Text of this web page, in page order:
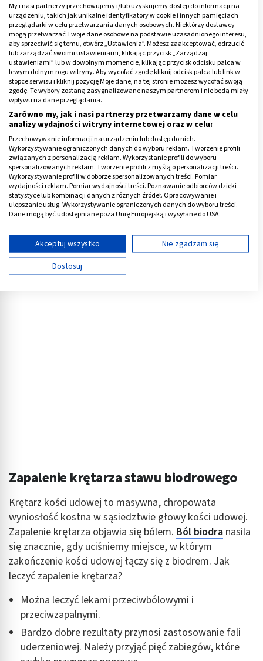
Leczenie zapalenia stawu krzyżowo-
biodrowego
U osób z zapaleniem stawów krzyżowo-biodrowych
w pierwszej kolejności stosowane jest leczenie
zachowawcze lekami przeciwbólowymi i
przeciwzapalnymi.
Można podawaćzastrzyki z kortykosteroidów
Ważna jest też fizykoterapia np.:
pole magnetyczne,
laser,
prądy TENS,
jonoforeza.
Zapalenie krętarza stawu biodrowego
Krętarz kości udowej to masywna, chropowata
wyniosłość kostna w sąsiedztwie głowy kości udowej.
Zapalenie krętarza objawia się bólem. Ból biodra nasila
się znacznie, gdy uciśniemy miejsce, w którym
zakończenie kości udowej łączy się z biodrem. Jak
leczyć zapalenie krętarza?
Można leczyć lekami przeciwbólowymi i
przeciwzapalnymi.
Bardzo dobre rezultaty przynosi zastosowanie fali
uderzeniowej. Należy przyjąć pięć zabiegów, które
My i nasi partnerzy przechowujemy i/lub uzyskujemy dostęp do informacji na
urządzeniu, takich jak unikalne identyfikatory w cookie i innych pamięciach
przeglądarki w celu przetwarzania danych osobowych. Niektórzy dostawcy
mogą przetwarzać Twoje dane osobowe na podstawie uzasadnionego interesu,
aby sprzeciwić się temu, otwórz „Ustawienia”. Możesz zaakceptować, odrzucić
lub zarządzać swoimi ustawieniami, klikając przycisk „Zarządzaj
ustawieniami” lub w dowolnym momencie, klikając przycisk odcisku palca w
lewym dolnym rogu witryny. Aby wycofać zgodę kliknij odcisk palca lub link w
stopce serwisu i kliknij pozycję Moje dane, na tej stronie możesz wycofać swoją
zgodę. Te wybory zostaną zasygnalizowane naszym partnerom i nie będą miały
wpływu na dane przeglądania.
Zarówno my, jak i nasi partnerzy przetwarzamy dane w celu
analizy wydajności witryny internetowej oraz w celu:
Przechowywanie informacji na urządzeniu lub dostęp do nich.
Wykorzystywanie ograniczonych danych do wyboru reklam. Tworzenie profili
związanych z personalizacją reklam. Wykorzystanie profili do wyboru
spersonalizowanych reklam. Tworzenie profili z myślą o personalizacji treści.
Wykorzystywanie profili w doborze spersonalizowanych treści. Pomiar
wydajności reklam. Pomiar wydajności treści. Poznawanie odbiorców dzięki
statystyce lub kombinacji danych z różnych źródeł. Opracowywanie i
ulepszanie usług. Wykorzystywanie ograniczonych danych do wyboru treści.
Dane mogą być udostępniane poza Unię Europejską i wysyłane do USA.
Wyświetl listę partnerów (11 dostawców IAB)
Używamy Twoich danych w następujących celach:
Cele przetwarzania IAB:
Pomiar efektywności reklam
Pomiar efektywności treści
Rozumienie odbiorców dzięki statystyce lub
kombinacji danych z różnych źródeł
Rozwój i ulepszanie usług
wyboru treści
Funkcje specjalne IAB:
Użycie dokładnych danych geolokalizacyjnych
Akceptuj wszystko
Nie zgadzam się
Dostosuj